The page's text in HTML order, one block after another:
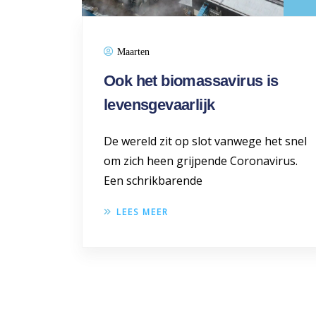
Maarten
Ook het biomassavirus is
levensgevaarlijk
De wereld zit op slot vanwege het snel
om zich heen grijpende Coronavirus.
Een schrikbarende
LEES MEER